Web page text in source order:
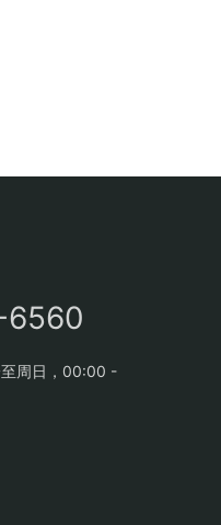
周日，00:00 -